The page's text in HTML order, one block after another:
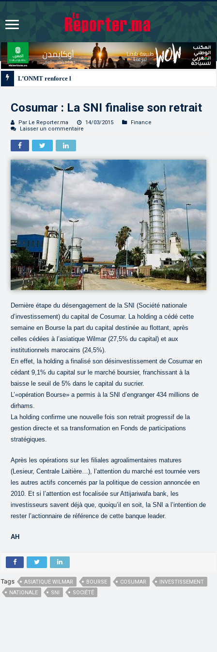
Cosumar : La SNI finalise son retrait
Par Le Reporter.ma 14/03/2015
Finance
Laisser un commentaire
Dernière étape du désengagement de la SNI (Société nationale
d’investissement) du capital de Cosumar. La holding a cédé cette
semaine en Bourse la part du capital destinée au flottant, après
celles cédées à l’asiatique Wilmar (27,5% du capital) et aux
institutionnels marocains (24,5%).
En effet, la holding a finalisé son désinvestissement de Cosumar en
cédant 9,1% du capital sur le marché boursier, franchissant à la
baisse le seuil de 5% dans le capital du sucrier.
L’«opération Bourse» a permis à la SNI d’engranger 434 millions de
dirhams.
La holding confirme une nouvelle fois son retrait progressif de la
gestion directe et sa transformation en Fonds de participations
stratégiques.
Après les opérations sur les filiales agroalimentaires matures
(Lesieur, Centrale Laitière…), l’attention du marché est tournée vers
les autres actifs concernés par la politique de cession annoncée en
2010. Et si l’attention est focalisée sur Attijariwafa bank, les
investisseurs savent déjà que, quoiqu’il en soit, la SNI a l’intention de
rester l’actionnaire de référence de cette banque leader.
AH
Tags ASIATIQUE WILMAR BOURSE COSUMAR
INVESTISSEMENT
NATIONALE
SNI SOCIÉTÉ